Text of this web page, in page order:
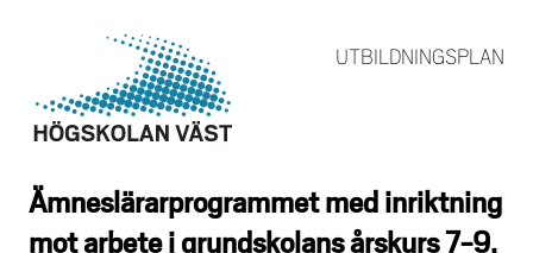
UTBILDNINGSPLAN
Ämneslärarprogrammet med inriktning
mot arbete i grundskolans årskurs 7-9,